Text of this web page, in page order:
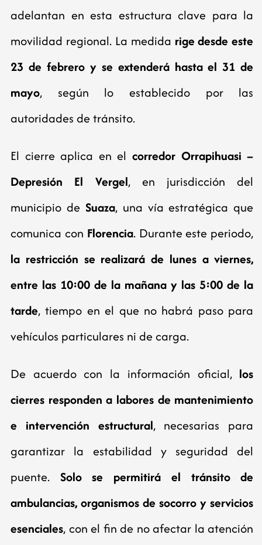
adelantan en esta estructura clave para la
movilidad regional. La medida rige desde este
23 de febrero y se extenderá hasta el 31 de
mayo, según lo establecido por las
autoridades de tránsito.
El cierre aplica en elcorredor Orrapihuasi –
Depresión El Vergel, en jurisdicción del
municipio de Suaza, una vía estratégica que
comunica con Florencia. Durante este periodo,
la restricción se realizará de lunes a viernes,
entre las 10:00 de la mañana y las 5:00 de la
tarde, tiempo en el que no habrá paso para
vehículos particulares ni de carga.
De acuerdo con la información oficial, los
cierres responden a labores de mantenimiento
e intervención estructural, necesarias para
garantizar la estabilidad y seguridad del
puente. Solo se permitirá el tránsito de
ambulancias, organismos de socorro y servicios
esenciales, con el fin de no afectar la atención